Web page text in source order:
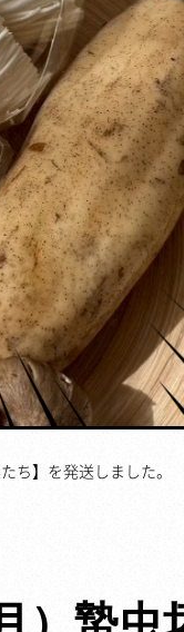
ち】を発送しました。